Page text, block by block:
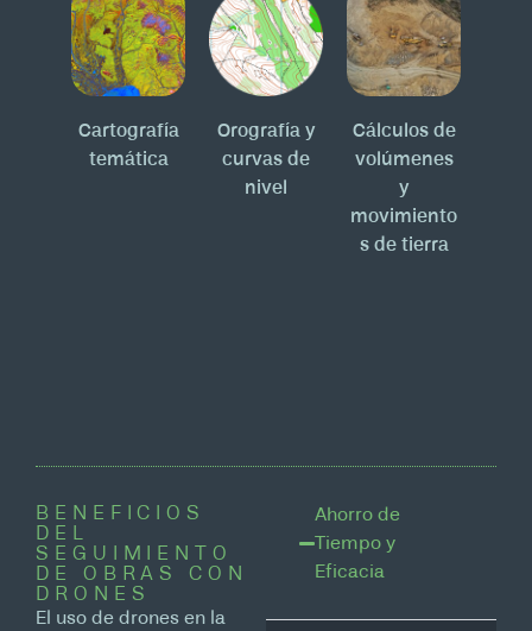
Cartografía
temática
Orografía y
curvas de
nivel
Cálculos de
volúmenes
y
movimiento
s de tierra
BENEFICIOS
DEL
SEGUIMIENTO
DE OBRAS CON
DRONES
El uso de drones en la
Ahorro de
Tiempo y
Eficacia